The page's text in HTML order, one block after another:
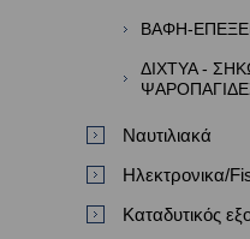
ΒΑΦΗ-
ΔΙΧΤΥΑ -
Ναυτιλιακά
Ηλεκτρονικα/
Καταδυτικός